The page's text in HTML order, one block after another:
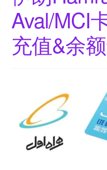
Aval/MCI
充值&余